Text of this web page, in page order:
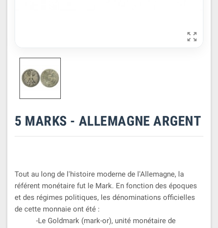

5 MARKS - ALLEMAGNE ARGENT
Tout au long de l'histoire moderne de l'Allemagne, la
référent monétaire fut le Mark. En fonction des époques
et des régimes politiques, les dénominations officielles
de cette monnaie ont été :
-Le Goldmark (mark-or), unité monétaire de